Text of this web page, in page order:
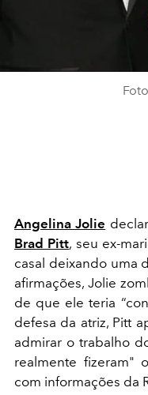
Angelina Jolie
Brad Pitt, seu ex-
casal deixando uma
afirmações, Jolie
de que ele teria
defesa da atriz, Pitt
admirar o trabalho
realmente fizeram"
com informações da